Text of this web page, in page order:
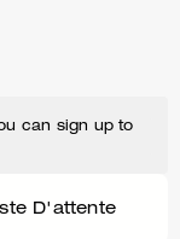
can sign up to
D'attente